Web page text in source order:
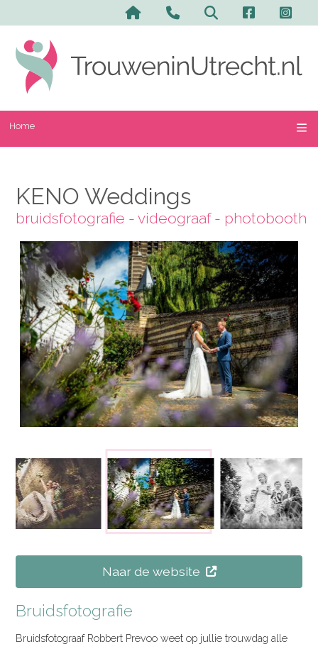
Home
KENO Weddings
bruidsfotografie - videograaf - photobooth
Naar de website
Bruidsfotografie
Bruidsfotograaf Robbert Prevoo weet op jullie trouwdag alle